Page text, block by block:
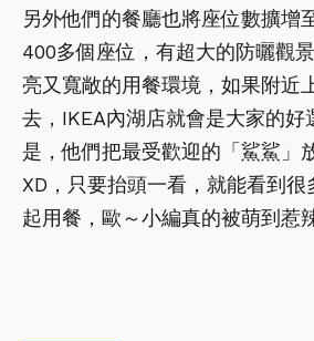
另外他們的餐廳也將座位數擴增
400多個座位，有超大的防曬觀
亮又寬敞的用餐環境，如果附近
去，IKEA內湖店就會是大家的好
是，他們把最受歡迎的「鯊鯊」
XD，只要抬頭一看，就能看到